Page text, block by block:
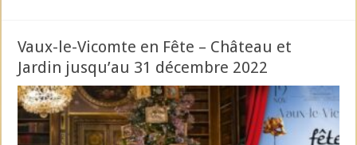
Vaux-le-Vicomte en Fête – Château et
Jardin jusqu’au 31 décembre 2022